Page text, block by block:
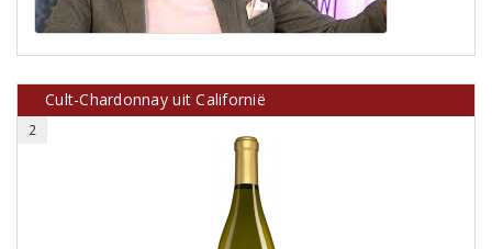
Cult-Chardonnay uit Californië
2